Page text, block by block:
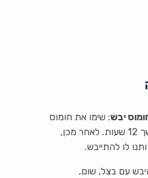
יבש: שימו את חומוס
להשרות במים למשך 12 שעות. לאחר מכן,
לו להתייבש.
עם בצל, שום,